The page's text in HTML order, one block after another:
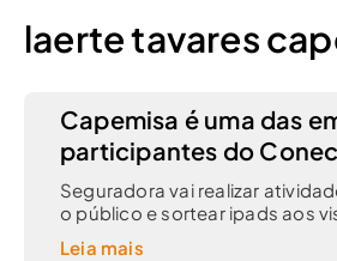
laerte tavares
Capemisa é uma das
participantes do Conec
Seguradora vai realizar
o público e sortear ipads aos
Leia mais